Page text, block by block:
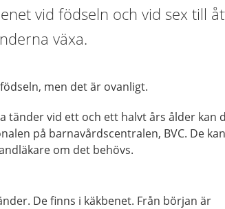
vid födseln och vid sex till
växa.
men det är ovanligt.
tänder vid ett och ett halvt års ålder kan
på barnavårdscentralen, BVC. De kan
om det behövs.
De finns i käkbenet. Från början är